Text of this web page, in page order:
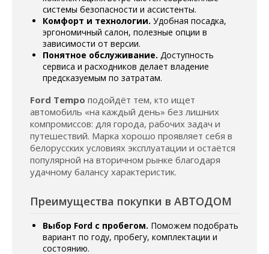
системы безопасности и ассистенты.
Комфорт и технологии. Удобная посадка,
эргономичный салон, полезные опции в
зависимости от версии.
Понятное обслуживание. Доступность
сервиса и расходников делает владение
предсказуемым по затратам.
Ford Tempo подойдёт тем, кто ищет
автомобиль «на каждый день» без лишних
компромиссов: для города, рабочих задач и
путешествий. Марка хорошо проявляет себя в
белорусских условиях эксплуатации и остаётся
популярной на вторичном рынке благодаря
удачному балансу характеристик.
Преимущества покупки в АВТОДОМ
Выбор Ford с пробегом. Поможем подобрать
вариант по году, пробегу, комплектации и
состоянию.